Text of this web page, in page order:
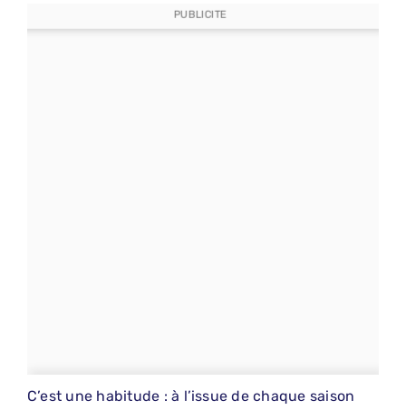
PUBLICITE
C’est une habitude : à l’issue de chaque saison